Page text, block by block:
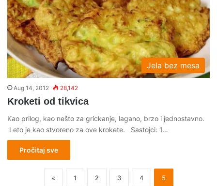
Jela bez mesa
Aug 14, 2012 28,142
Kroketi od tikvica
Kao prilog, kao nešto za grickanje, lagano, brzo i jednostavno.
Leto je kao stvoreno za ove krokete. Sastojci: 1…
Pročitaj sve
« 1 2 3 4 5